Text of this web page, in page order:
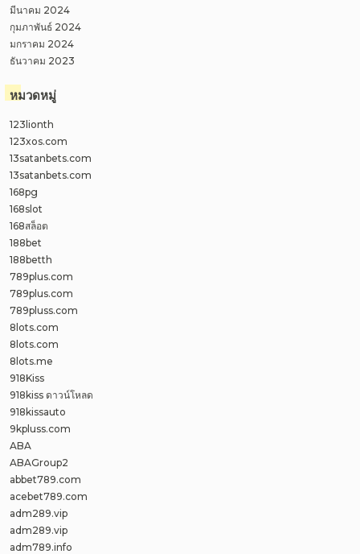
มีนาคม 2024
กุมภาพันธ์ 2024
มกราคม 2024
ธันวาคม 2023
หมวดหมู่
123lionth
123xos.com
13satanbets.com
13satanbets.com
168pg
168slot
168สล็อต
188bet
188betth
789plus.com
789plus.com
789pluss.com
8lots.com
8lots.com
8lots.me
918Kiss
918kiss ดาวน์โหลด
918kissauto
9kpluss.com
ABA
ABAGroup2
abbet789.com
acebet789.com
adm289.vip
adm289.vip
adm789.info